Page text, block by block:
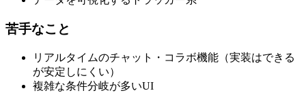
苦手なこと
リアルタイムのチャット・コラボ機能（実装はできる
が安定しにくい）
複雑な条件分岐が多いUI